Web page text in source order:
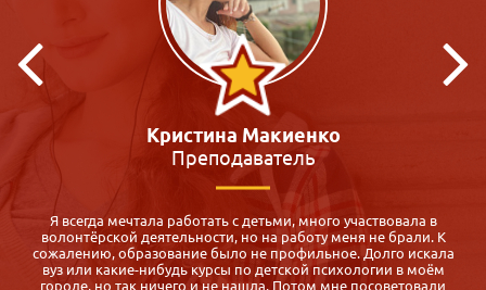
Виктория Зацепина
Педагог-психолог
Для меня оказалось спасением: срочно нужен был диплом
педагога-психолога, а во всех ВУЗах обучение 5 месяцев и все
субботы воскресенья! Где их найти? Маме с двумя малышами,
которой через полгода надо устраиваться на работу после
декрет. отпуска.